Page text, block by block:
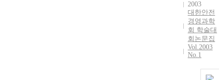
by the bake-
out.
Sampleswere
collected in
classrooms. By
using the
the removal
2003
대한안전
경영과학
회 학술대
회논문집
Vol.2003
No.1